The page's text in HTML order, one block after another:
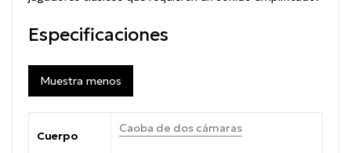
Especificaciones
Muestra menos
Cuerpo
Caoba de dos cámaras